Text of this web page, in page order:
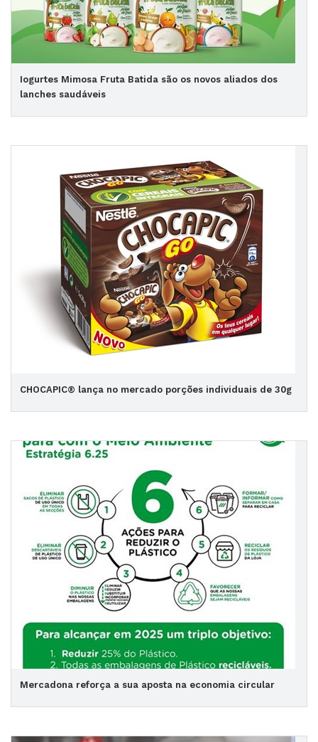
Iogurtes Mimosa Fruta Batida são os novos aliados dos
lanches saudáveis
CHOCAPIC® lança no mercado porções individuais de 30g
Mercadona reforça a sua aposta na economia circular